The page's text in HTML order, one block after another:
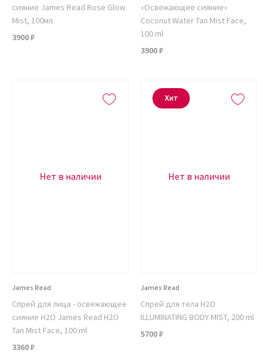
сияние James Read Rose Glow
Mist, 100мл
3900 ₽
«Освежающее сияние»
Coconut Water Tan Mist Face,
100 ml
3900 ₽
Нет в наличии
James Read
Спрей для лица - освежающее
сияние H2O James Read H2O
Tan Mist Face, 100 ml
3360 ₽
Нет в наличии
James Read
Спрей для тела H2O
ILLUMINATING BODY MIST, 200 ml
5700 ₽
Хит